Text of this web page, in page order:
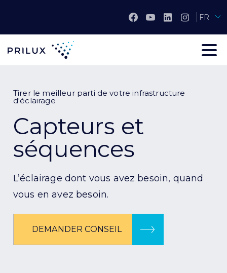
FR
Tirer le meilleur parti de votre infrastructure
d'éclairage
Capteurs et
séquences
L’éclairage dont vous avez besoin, quand
vous en avez besoin.
DEMANDER CONSEIL